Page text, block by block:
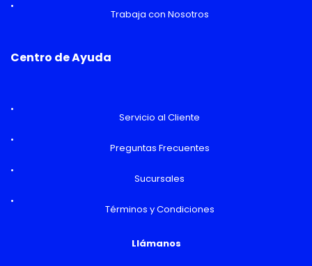
Trabaja con Nosotros
Centro de Ayuda
Servicio al Cliente
Preguntas Frecuentes
Sucursales
Términos y Condiciones
Llámanos